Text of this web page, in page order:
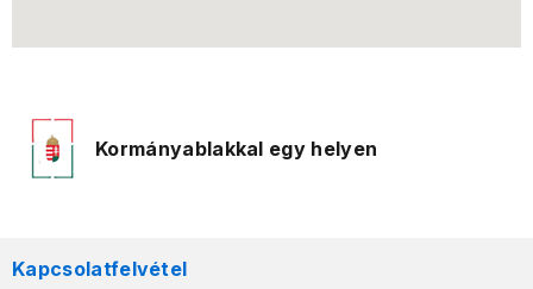
Kormányablakkal egy helyen
Kapcsolatfelvétel